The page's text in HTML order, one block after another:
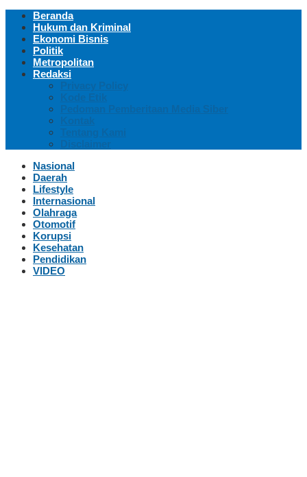
Beranda
Hukum dan Kriminal
Ekonomi Bisnis
Politik
Metropolitan
Redaksi
Privacy Policy
Kode Etik
Pedoman Pemberitaan Media Siber
Kontak
Tentang Kami
Disclaimer
Nasional
Daerah
Lifestyle
Internasional
Olahraga
Otomotif
Korupsi
Kesehatan
Pendidikan
VIDEO